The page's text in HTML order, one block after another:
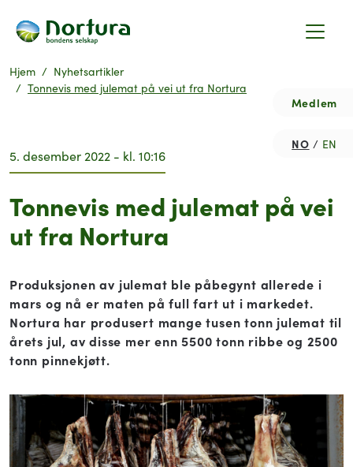
Medlem
NO EN
Hjem
Nyhetsartikler
Tonnevis med julemat på vei ut fra Nortura
5. desember 2022 - kl. 10:16
Tonnevis med julemat på vei
ut fra Nortura
Produksjonen av julemat ble påbegynt allerede i
mars og nå er maten på full fart ut i markedet.
Nortura har produsert mange tusen tonn julemat til
årets jul, av disse mer enn 5500 tonn ribbe og 2500
tonn pinnekjøtt.